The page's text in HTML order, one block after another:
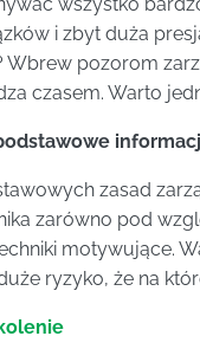
i zbyt duża
pozorom
czasem. Warto
zasad
zarówno pod
motywujące.
ryzyko, że na